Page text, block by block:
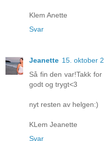
Klem Anette
Svar
Jeanette 15. oktober
Så fin den var!Takk
godt og trygt<3
nyt resten av helgen:)
KLem Jeanette
Svar